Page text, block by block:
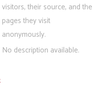
visitors, their source, and the
pages they visit
anonymously.
No description available.